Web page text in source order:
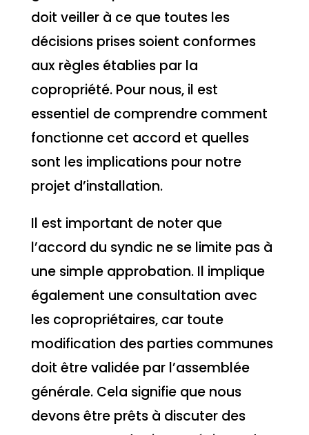
doit veiller à ce que toutes les
décisions prises soient conformes
aux règles établies par la
copropriété. Pour nous, il est
essentiel de comprendre comment
fonctionne cet accord et quelles
sont les implications pour notre
projet d’installation.
Il est important de noter que
l’accord du syndic ne se limite pas à
une simple approbation. Il implique
également une consultation avec
les copropriétaires, car toute
modification des parties communes
doit être validée par l’assemblée
générale. Cela signifie que nous
devons être prêts à discuter des